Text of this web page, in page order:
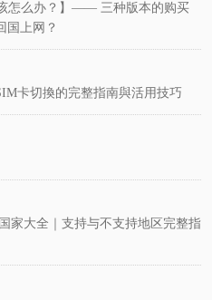
该怎么办？】—— 三种版本的购买
国上网？
卡切換的完整指南與活用技巧
国家大全｜支持与不支持地区完整指